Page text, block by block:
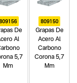
De
Al
5,7
Mm
809150
Grapas De
Acero Al
Carbono
Corona 5,7
Mm